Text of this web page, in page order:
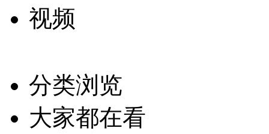
视频
分类浏览
大家都在看